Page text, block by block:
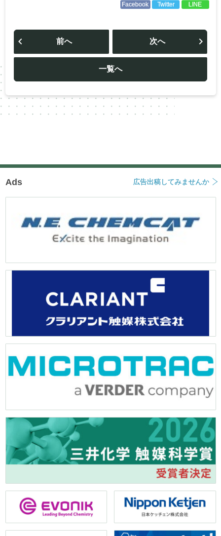
Facebook Twitter LINE
投
ビ
ー
シ
ョ
前へ
一覧へ
次へ
Ads 広告出稿してみませんか